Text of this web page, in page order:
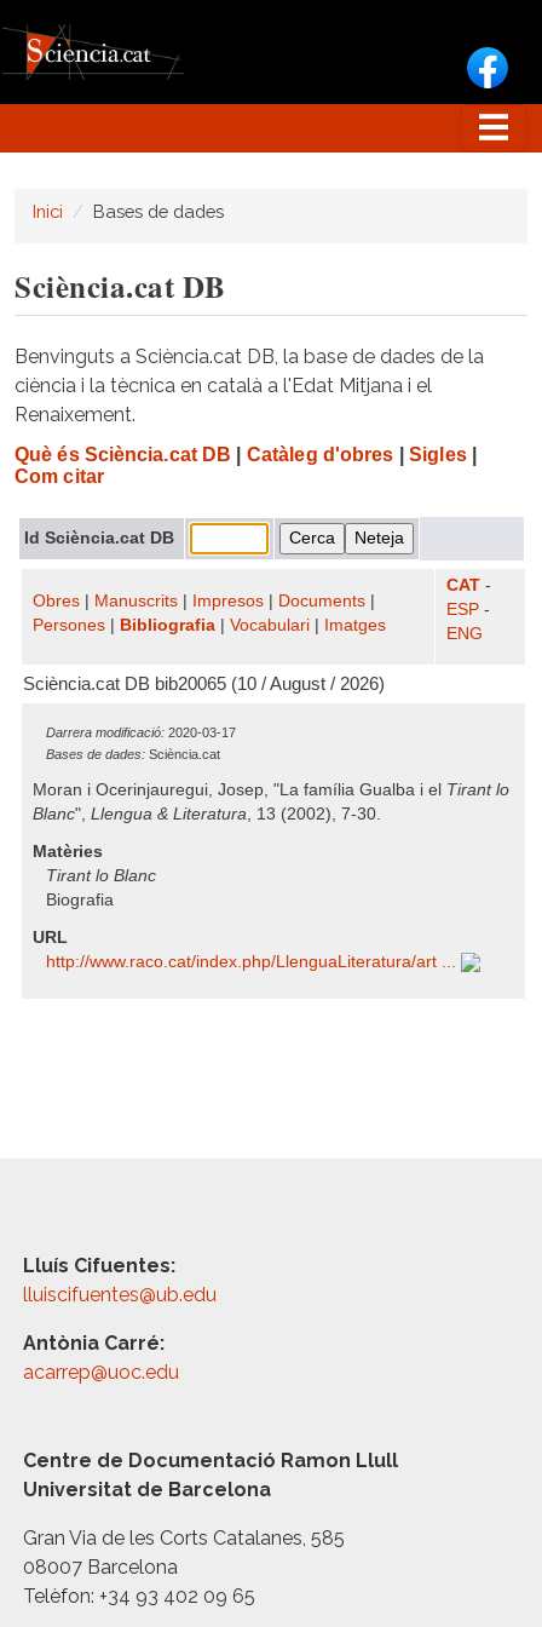
Inici Bases de dades
Sciència.cat DB
Benvinguts a Sciència.cat DB, la base de dades de la
ciència i la tècnica en català a l'Edat Mitjana i el
Renaixement.
Què és Sciència.cat DB Catàleg d'obres Sigles|
Com citar
Id Sciència.cat DB
Obres Manuscrits Impresos Documents
Persones
Bibliografia Vocabulari Imatges
CAT -
ESP -
ENG
Sciència.cat DB bib20065 (10 / August / 2026)
Darrera modificació: 2020-03-17
Bases de dades: Sciència.cat
Moran i Ocerinjauregui, Josep, "La família Gualba i el Tirant lo
Blanc", Llengua & Literatura, 13 (2002), 7-30.
Matèries
Tirant lo Blanc
Biografia
URL
http:/​/​www.raco.cat/​index.php/​LlenguaLiteratura/​art ...
Lluís Cifuentes:
lluiscifuentes@ub.edu
Antònia Carré:
acarrep@uoc.edu
Centre de Documentació Ramon Llull
Universitat de Barcelona
Gran Via de les Corts Catalanes, 585
08007 Barcelona
Telèfon: +34 93 402 09 65